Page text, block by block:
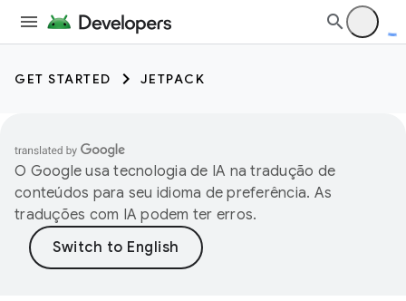
GET STARTED JETPACK
O Google usa tecnologia de IA na tradução de
conteúdos para seu idioma de preferência. As
traduções com IA podem ter erros.